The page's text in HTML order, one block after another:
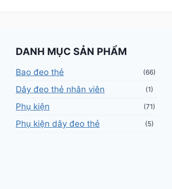
DANH MỤC SẢN PHẨM
Bao đeo thẻ (66)
Dây đeo thẻ nhân viên (1)
Phụ kiện (71)
Phụ kiện dây đeo thẻ (5)